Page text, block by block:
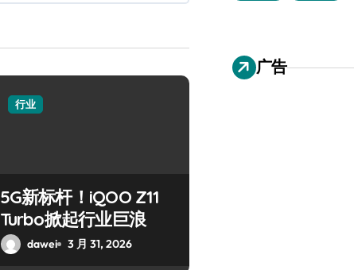
行业
5G新标杆！iQOO Z11
Turbo掀起行业巨浪
dawei 3 月 31, 2026
广告